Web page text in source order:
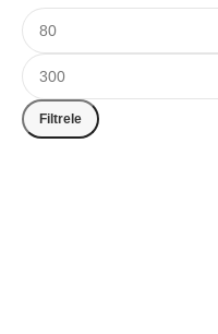
Filtrele